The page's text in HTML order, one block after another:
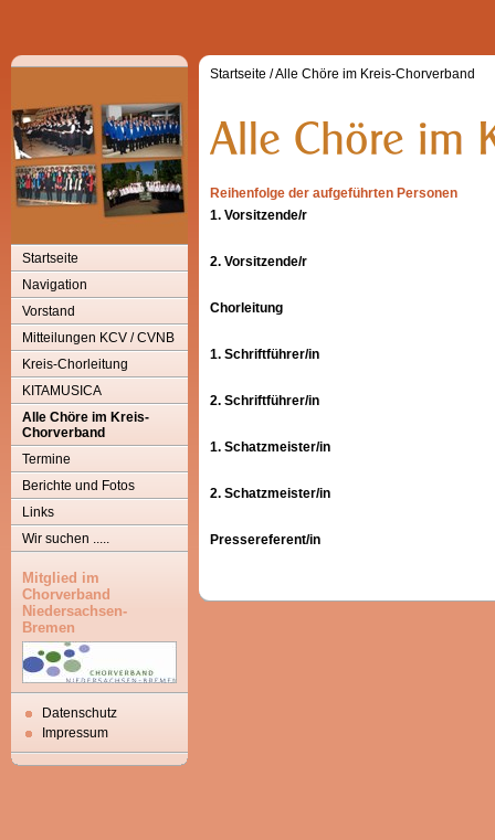
Startseite
Navigation
Vorstand
Mitteilungen KCV / CVNB
Kreis-Chorleitung
KITAMUSICA
Alle Chöre im Kreis-
Chorverband
Termine
Berichte und Fotos
Links
Wir suchen .....
Mitglied im
Chorverband
Niedersachsen-
Bremen
Datenschutz
Impressum
Startseite /Alle Chöre im Kreis-Chorverband
Reihenfolge der aufgeführten Personen
1. Vorsitzende/r
2. Vorsitzende/r
Chorleitung
1. Schriftführer/in
2. Schriftführer/in
1. Schatzmeister/in
2. Schatzmeister/in
Pressereferent/in